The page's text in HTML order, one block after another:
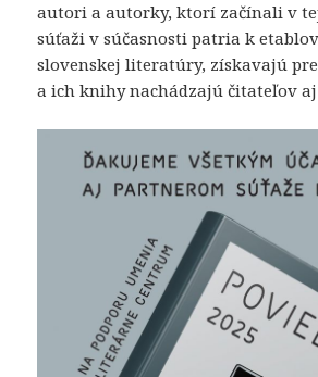
autori a autorky, ktorí začínali v
súťaži v súčasnosti patria k
slovenskej literatúry, získavajú
a ich knihy nachádzajú čitateľov